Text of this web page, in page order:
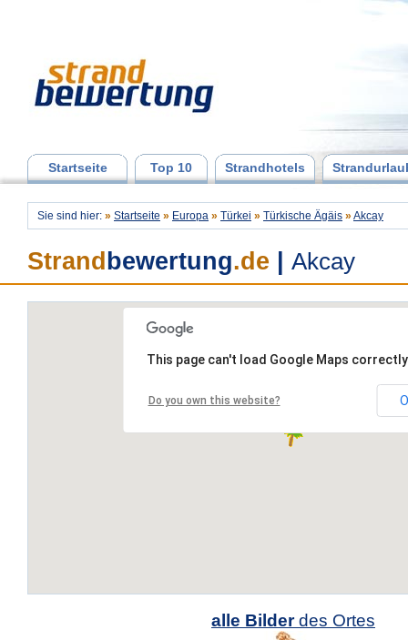
Startseite Top 10 Strandhotels
Sie sind hier: » Startseite » Europa » Türkei » Türkische Ägäis » Akcay
Strand bewertung.de Akcay
This page can't load Google Maps
Do you own this website?
alle Bilderdes Ortes